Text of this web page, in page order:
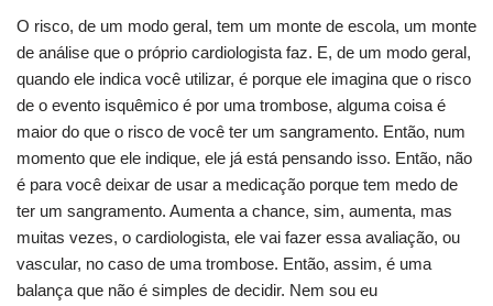
O risco, de um modo geral, tem um monte de escola, um monte
de análise que o próprio cardiologista faz. E, de um modo geral,
quando ele indica você utilizar, é porque ele imagina que o risco
de o evento isquêmico é por uma trombose, alguma coisa é
maior do que o risco de você ter um sangramento. Então, num
momento que ele indique, ele já está pensando isso. Então, não
é para você deixar de usar a medicação porque tem medo de
ter um sangramento. Aumenta a chance, sim, aumenta, mas
muitas vezes, o cardiologista, ele vai fazer essa avaliação, ou
vascular, no caso de uma trombose. Então, assim, é uma
balança que não é simples de decidir. Nem sou eu